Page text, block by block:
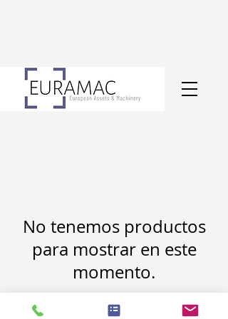
No tenemos productos
para mostrar en este
momento.